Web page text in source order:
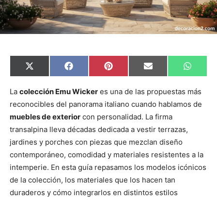
C
o
p
r
i
r
e
n
X
(
w
t
t
e
r
)
C
o
p
r
t
i
r
e
n
F
a
e
o
o
k
C
o
p
r
i
r
e
n
P
i
t
r
e
s
t
C
o
p
r
i
r
e
n
E
m
i
C
o
p
r
W
h
t
A
La colección Emu Wicker es una de las propuestas más
reconocibles del panorama italiano cuando hablamos de
muebles de exterior con personalidad. La firma
transalpina lleva décadas dedicada a vestir terrazas,
jardines y porches con piezas que mezclan diseño
contemporáneo, comodidad y materiales resistentes a la
intemperie. En esta guía repasamos los modelos icónicos
de la colección, los materiales que los hacen tan
duraderos y cómo integrarlos en distintos estilos